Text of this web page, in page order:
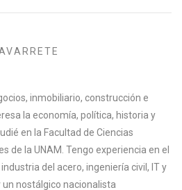
inmobiliario, construcción e
la economía, política, historia y
en la Facultad de Ciencias
de la UNAM. Tengo experiencia en el
del acero, ingeniería civil, IT y
un nostálgico nacionalista